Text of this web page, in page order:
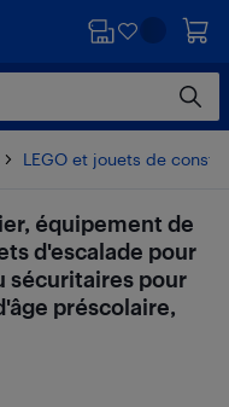
LEGO et jouets de
équipement de
d'escalade pour
sécuritaires pour
préscolaire,